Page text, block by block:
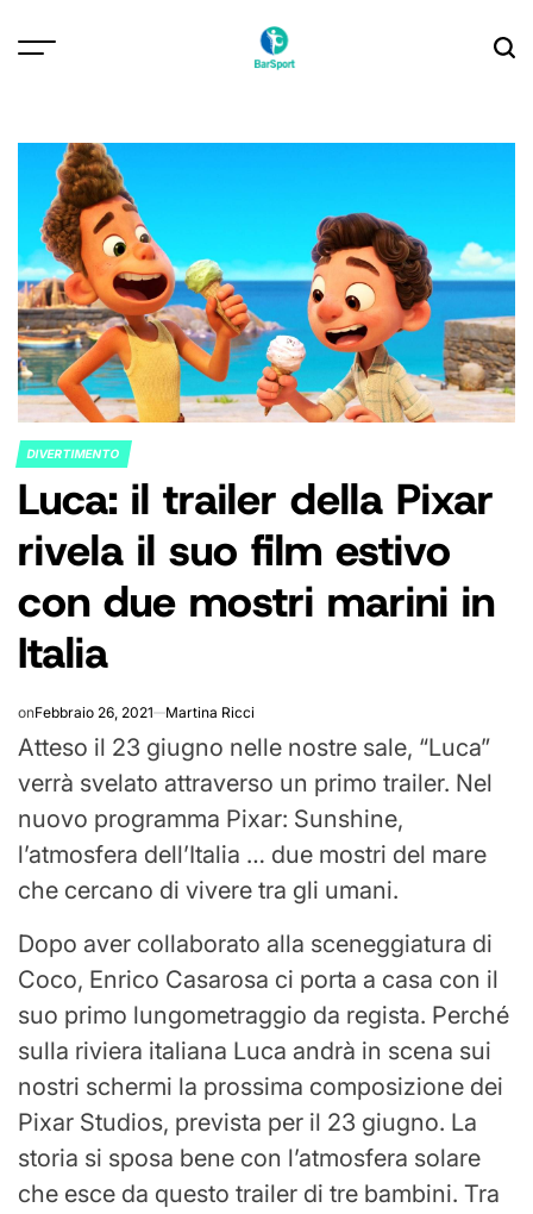
POSTED
IN
DIVERTIMENTO
Luca: il trailer della Pixar
rivela il suo film estivo
con due mostri marini in
Italia
onFebbraio 26, 2021 Martina Ricci
Atteso il 23 giugno nelle nostre sale, “Luca”
verrà svelato attraverso un primo trailer. Nel
nuovo programma Pixar: Sunshine,
l’atmosfera dell’Italia … due mostri del mare
che cercano di vivere tra gli umani.
Dopo aver collaborato alla sceneggiatura di
Coco, Enrico Casarosa ci porta a casa con il
suo primo lungometraggio da regista. Perché
sulla riviera italiana Luca andrà in scena sui
nostri schermi la prossima composizione dei
Pixar Studios, prevista per il 23 giugno. La
storia si sposa bene con l’atmosfera solare
che esce da questo trailer di tre bambini. Tra